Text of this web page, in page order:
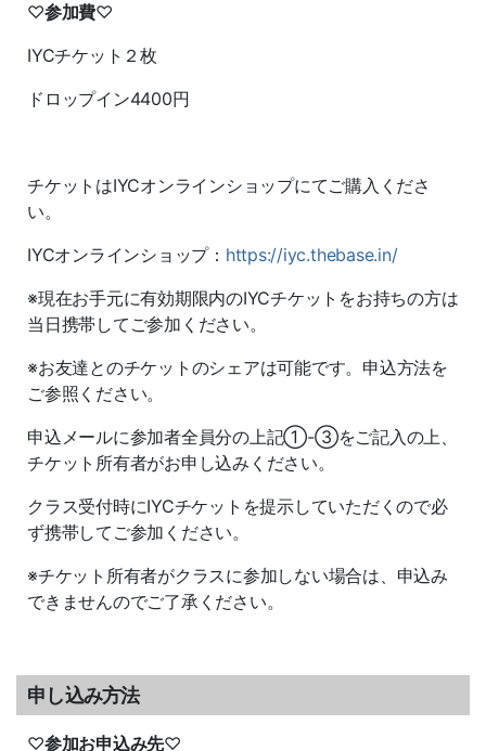
♡参加費♡
IYCチケット２枚
ドロップイン4400円
チケットはIYCオンラインショップにてご購入くださ
い。
IYCオンラインショップ： https://iyc.thebase.in/
※現在お手元に有効期限内のIYCチケットをお持ちの方は
当日携帯してご参加ください。
※お友達とのチケットのシェアは可能です。申込方法を
ご参照ください。
申込メールに参加者全員分の上記①-③をご記入の上、
チケット所有者がお申し込みください。
クラス受付時にIYCチケットを提示していただくので必
ず携帯してご参加ください。
※チケット所有者がクラスに参加しない場合は、申込み
できませんのでご了承ください。
申し込み方法
♡参加お申込み先♡